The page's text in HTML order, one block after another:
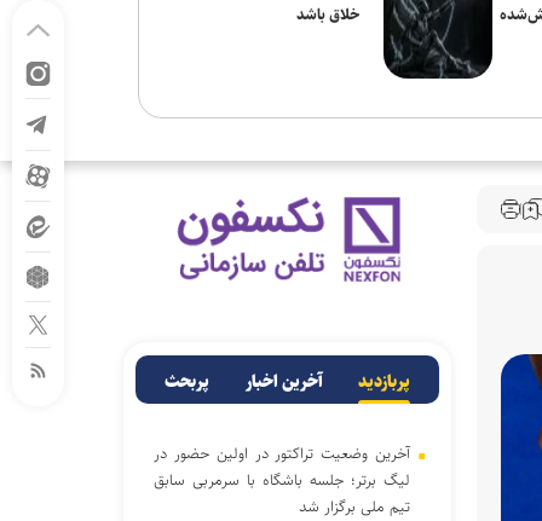
خلاق باشد
پربازدید آخرین اخبار پربحث
آخرین وضعیت تراکتور در اولین حضور در
لیگ برتر؛ جلسه باشگاه با سرمربی سابق
تیم ملی برگزار شد